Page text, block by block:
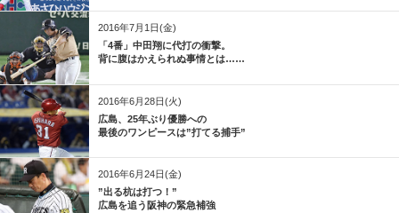
2016年7月1日(金)
「4番」中田翔に代打の衝撃。
背に腹はかえられぬ事情とは……
2016年6月28日(火)
広島、25年ぶり優勝への
最後のワンピースは”打てる捕手”
2016年6月24日(金)
”出る杭は打つ！”
広島を追う阪神の緊急補強